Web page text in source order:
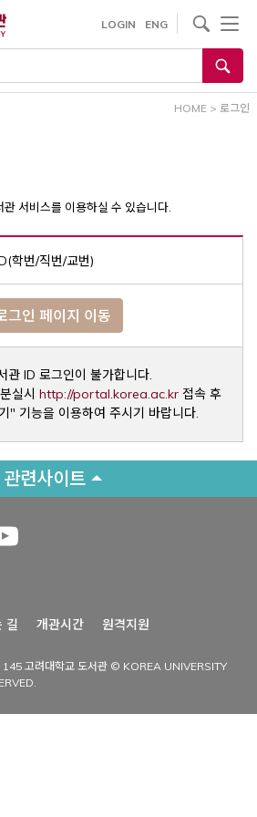
LOGIN ENG
HOME > 로그인
서비스를 이용하실 수 있습니다.
학번/직번/교번)
그인 페이지 이동
관 ID 로그인이 불가합니다.
실시 http://portal.korea.ac.krOpens a
접속 후
" 기능을 이용하여 주시기 바랍니다.
관련사이트
길 개관시간 원격지원
145 고려대학교 도서관 © KOREA UNIVERSITY
window
a new window